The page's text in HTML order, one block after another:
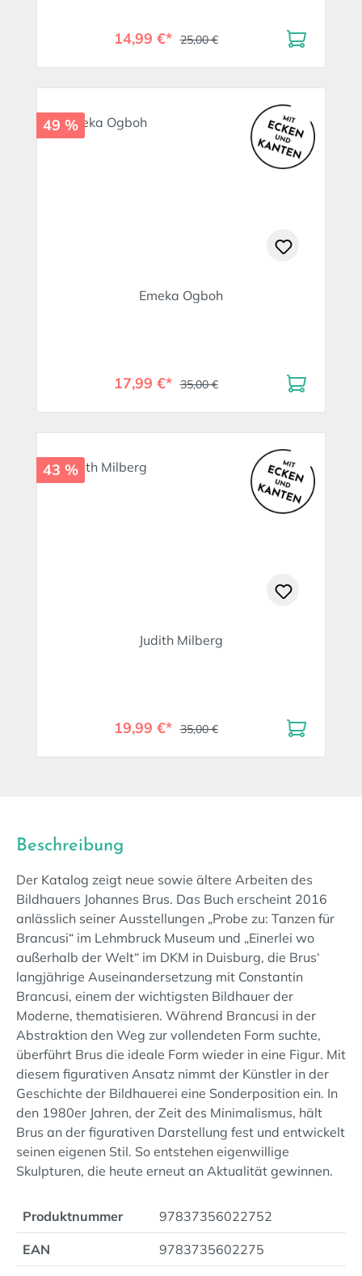
14,99 €* 25,00 €
49 %
Emeka Ogboh
17,99 €* 35,00 €
43 %
Judith Milberg
19,99 €* 35,00 €
Beschreibung
Der Katalog zeigt neue sowie ältere Arbeiten des
Bildhauers Johannes Brus. Das Buch erscheint 2016
anlässlich seiner Ausstellungen „Probe zu: Tanzen für
Brancusi“ im Lehmbruck Museum und „Einerlei wo
außerhalb der Welt“ im DKM in Duisburg, die Brus‘
langjährige Auseinandersetzung mit Constantin
Brancusi, einem der wichtigsten Bildhauer der
Moderne, thematisieren. Während Brancusi in der
Abstraktion den Weg zur vollendeten Form suchte,
überführt Brus die ideale Form wieder in eine Figur. Mit
diesem figurativen Ansatz nimmt der Künstler in der
Geschichte der Bildhauerei eine Sonderposition ein. In
den 1980er Jahren, der Zeit des Minimalismus, hält
Brus an der figurativen Darstellung fest und entwickelt
seinen eigenen Stil. So entstehen eigenwillige
Skulpturen, die heute erneut an Aktualität gewinnen.
Produktnummer 97837356022752
EAN 9783735602275